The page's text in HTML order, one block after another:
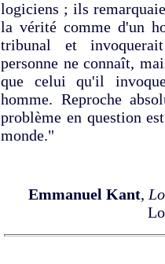
logiciens ; ils
la vérité comme d'un
tribunal et
personne ne connaît,
que celui qu'il
homme. Reproche
problème en question
monde."
Emmanuel Kant,